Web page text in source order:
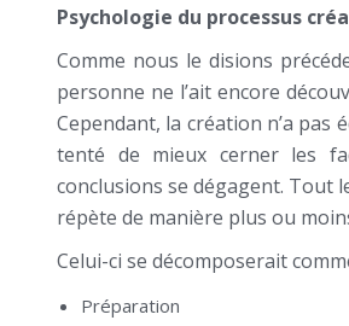
Psychologie du processus
Comme nous le disions
personne ne l’ait encore
Cependant, la création n’a pas
tenté de mieux cerner les
conclusions se dégagent. Tout
répète de manière plus ou
Celui-ci se décomposerait
Préparation